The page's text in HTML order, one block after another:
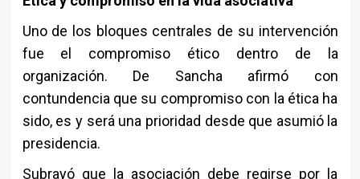
Uno de los bloques centrales de su intervención
fue el compromiso ético dentro de la
organización. De Sancha afirmó con
contundencia que su compromiso con la ética ha
sido, es y será una prioridad desde que asumió la
presidencia.
Subrayó que la asociación debe regirse por la